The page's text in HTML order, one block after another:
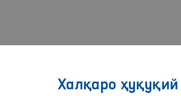
Халқаро ҳуқуқий